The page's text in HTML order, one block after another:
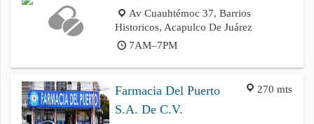
Av Cuauhtémoc 37, Barrios
Historicos, Acapulco De Juárez
7AM–7PM
270 mts
Farmacia Del Puerto
S.A. De C.V.